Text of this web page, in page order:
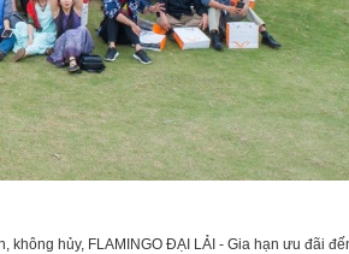
hủy, FLAMINGO ĐẠI LẢI - Gia hạn ưu đãi